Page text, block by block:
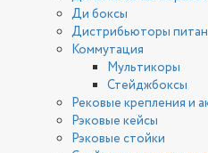
Ди боксы
Дистрибьюторы
Коммутация
Мультикоры
Стейджбоксы
Рековые крепления и
Рэковые кейсы
Рэковые стойки